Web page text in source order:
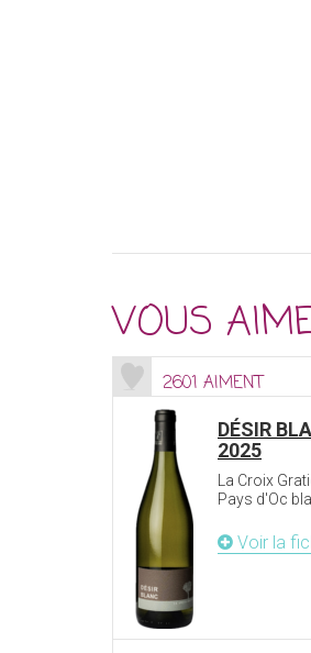
VOUS
2601 AIMENT
DÉSIR
2025
La Croix
Pays d'Oc
Voir la